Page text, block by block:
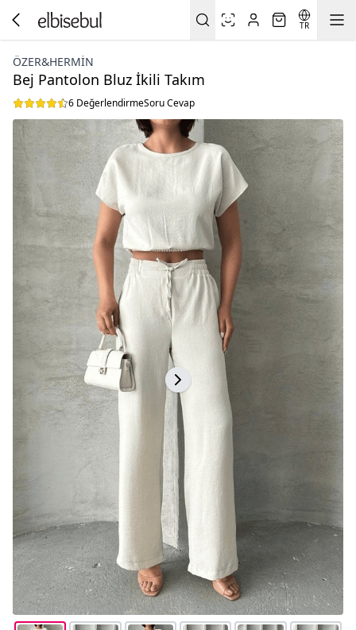
TR
ÖZER&HERMIN
Bej Pantolon Bluz İkili Takım
6 DeğerlendirmeSoru Cevap